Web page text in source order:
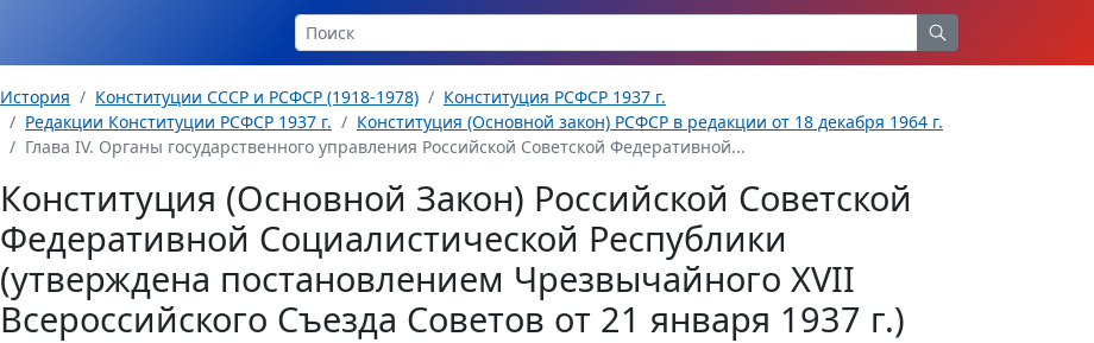
История Конституции СССР и РСФСР (1918-1978)
Конституция РСФСР 1937 г.
Редакции Конституции РСФСР 1937 г.
Конституция (Основной закон) РСФСР в редакции от 18 декабря 1964 г.
Глава IV. Органы государственного управления Российской Советской Федеративной...
Конституция (Основной Закон) Российской Советской
Федеративной Социалистической Республики
(утверждена постановлением Чрезвычайного XVII
Всероссийского Съезда Советов от 21 января 1937 г.)